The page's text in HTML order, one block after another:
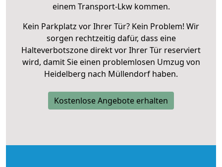
einem Transport-Lkw kommen.
Kein Parkplatz vor Ihrer Tür? Kein Problem! Wir
sorgen rechtzeitig dafür, dass eine
Halteverbotszone direkt vor Ihrer Tür reserviert
wird, damit Sie einen problemlosen Umzug von
Heidelberg nach Müllendorf haben.
Kostenlose Angebote erhalten